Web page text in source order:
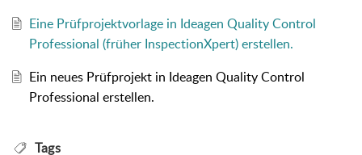
Eine Prüfprojektvorlage in Ideagen Quality Control
Professional (früher InspectionXpert) erstellen.
Ein neues Prüfprojekt in Ideagen Quality Control
Professional erstellen.
Tags